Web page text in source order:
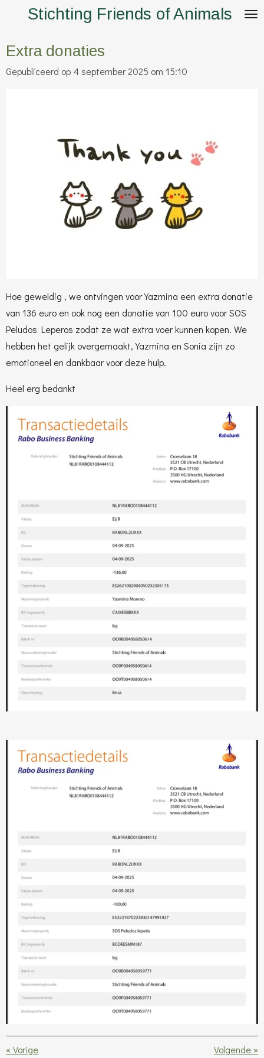
naar
hoofdinhoud
Stichting Friends of Animals
Extra donaties
Gepubliceerd op 4 september 2025 om 15:10
Hoe geweldig , we ontvingen voorYazmina een extra donatie
van 136 euro en ook nog een donatie van 100 euro voorSOS
Peludos Leperos zodat ze wat extra voer kunnen kopen. We
hebben het gelijk overgemaakt, Yazmina en Sonia zijn zo
emotioneel en dankbaar voor deze hulp.
Heel erg bedankt
« Vorige Volgende »